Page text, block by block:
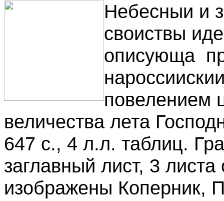
Небесныи и
своиствы
описующа
повелением
величества лета
647 с., 4 л.л. таблиц.
заглавный лист, 3
изображены Коперник,